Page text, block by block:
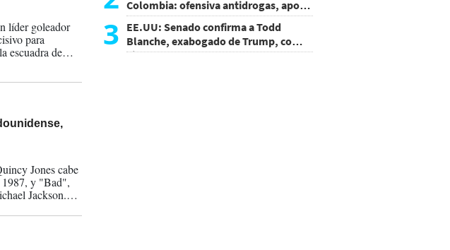
líder goleador
para
escuadra de
Jones cabe
1987, y "Bad",
Jackson.
en África
Colombia: ofensiva antidrogas, apoyo
de EE.UU. y un atentado
3 EE.UU: Senado confirma a Todd
Blanche, exabogado de Trump, como
Fiscal General